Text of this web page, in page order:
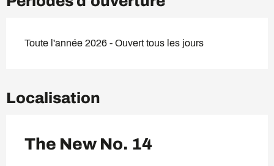
Toute l'année 2026 - Ouvert tous les jours
Localisation
The New No. 14